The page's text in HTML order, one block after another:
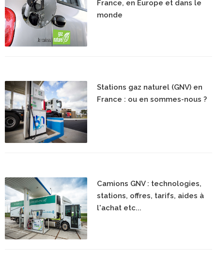
France, en Europe et dans le
monde
Stations gaz naturel (GNV) en
France : ou en sommes-nous ?
Camions GNV : technologies,
stations, offres, tarifs, aides à
l'achat etc...